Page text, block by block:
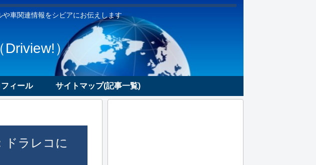
車関連情報をシビアにお伝えします
Driview!）
ィール サイトマップ(記事一覧)
ドラレコに